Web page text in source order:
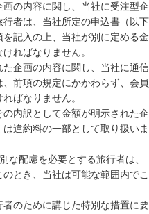
の内容に関し、当社に受注型企
者は、当社所定の申込書（以下
を記入の上、当社が別に定める金
ればなりません。
企画の内容に関し、当社に通信
前項の規定にかかわらず、会員
ばなりません。
内訳として金額が明示された企
違約料の一部として取り扱いま
な配慮を必要とする旅行者は、
とき、当社は可能な範囲内でこ
のために講じた特別な措置に要